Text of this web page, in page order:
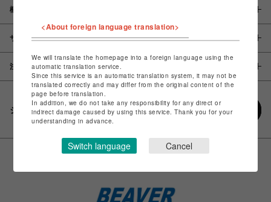
概要
サイズ
注意事項
シェアする
<About foreign language translation>
We will translate the homepage into a foreign language using the
automatic translation service.
Since this service is an automatic translation system, it may not be
translated correctly and may differ from the original content of the
page before translation.
In addition, we do not take any responsibility for any direct or
indirect damage caused by using this service. Thank you for your
understanding in advance.
Switch language Cancel